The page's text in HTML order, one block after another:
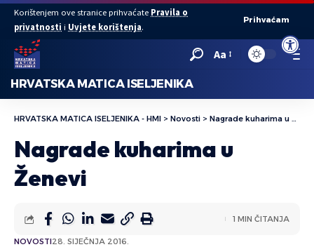
Open
Korištenjem ove stranice prihvaćate Pravila o
privatnosti i Uvjete korištenja.
Prihvaćam
Aa
HRVATSKA MATICA ISELJENIKA
HRVATSKA MATICA ISELJENIKA - HMI > Novosti > Nagrade kuharima u Ženevi
Nagrade kuharima u
Ženevi
NOVOSTI28. SIJEČNJA 2016.
1 MIN ČITANJA